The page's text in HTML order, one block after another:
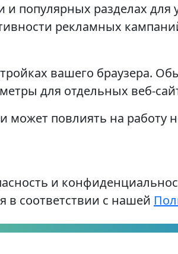
популярных разделах
рекламных
вашего браузера.
для отдельных веб-
может повлиять на работу
и
соответствии с нашей